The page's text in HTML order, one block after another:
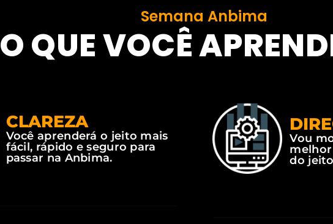
Semana Anbima
O QUE VOCÊ
CLAREZA
Você aprenderá o jeito mais
fácil, rápido e seguro para
passar na Anbima.
Vou
do